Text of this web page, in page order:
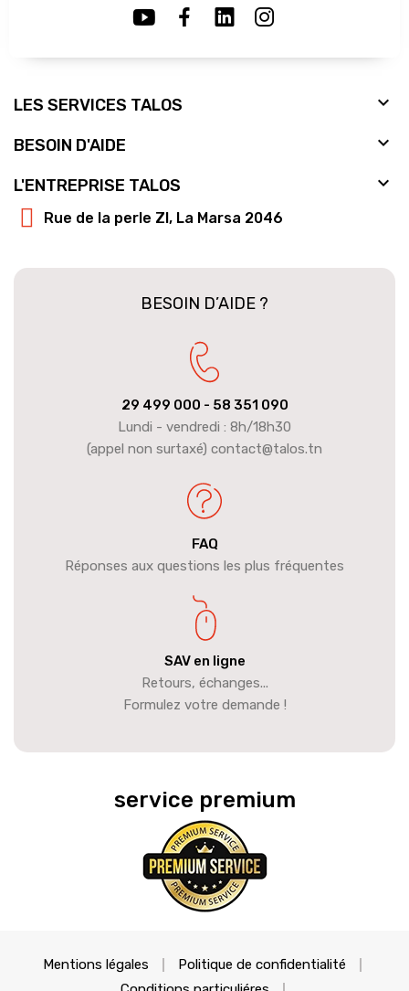
LES SERVICES TALOS 
BESOIN D'AIDE 
L'ENTREPRISE TALOS 
Rue de la perle ZI, La Marsa 2046
BESOIN D’AIDE ?
29 499 000 - 58 351 090
Lundi - vendredi : 8h/18h30
(appel non surtaxé) contact@talos.tn
FAQ
Réponses aux questions les plus fréquentes
SAV en ligne
Retours, échanges...
Formulez votre demande !
service premium
Mentions légales
Politique de confidentialité